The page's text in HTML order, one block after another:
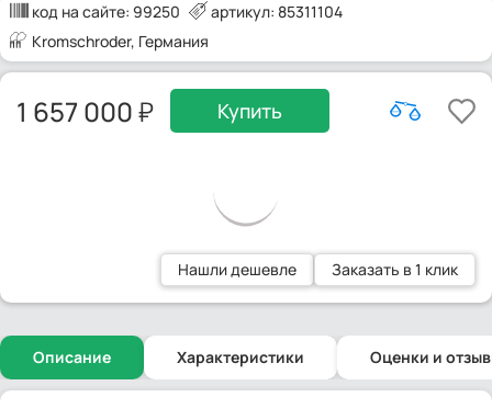
код на сайте: 99250
артикул: 85311104
Kromschroder, Германия
1 657 000 Купить
Нашли дешевле Заказать в 1 клик
Описание Характеристики Оценки и